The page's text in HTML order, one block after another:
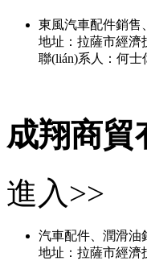
東風汽車配件銷售
地址：拉薩市經濟
聯(lián)系人：何士
成翔商貿
進入>>
汽車配件、潤滑油
地址：拉薩市經濟